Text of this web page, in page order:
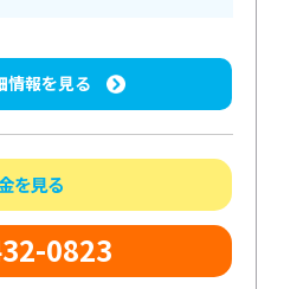
情報を見る
を見る
0823